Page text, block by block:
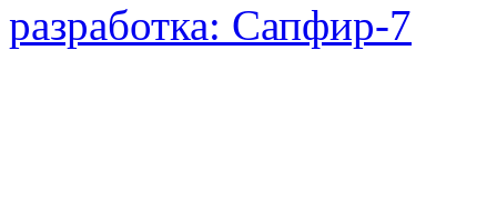
разработка: Сапфир-7